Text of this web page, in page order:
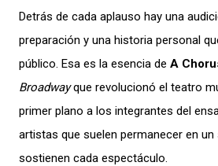
Detrás de cada aplauso hay una
preparación y una historia personal
público. Esa es la esencia de A
Broadwayque revolucionó el teatro
primer plano a los integrantes del
artistas que suelen permanecer en un
sostienen cada espectáculo.